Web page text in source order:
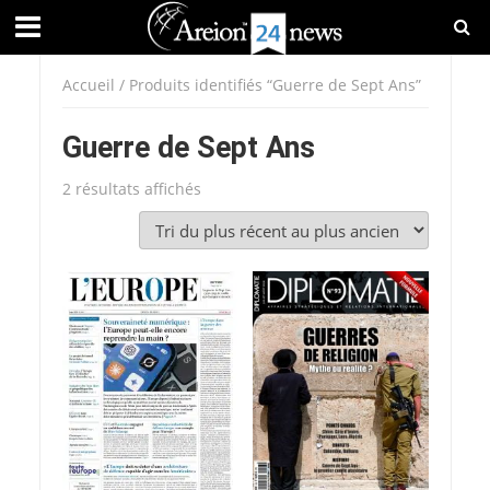
Accueil / Produits identifiés “Guerre de Sept Ans”
Guerre de Sept Ans
2 résultats affichésTrié
du
plus
récent
au
plus
ancien